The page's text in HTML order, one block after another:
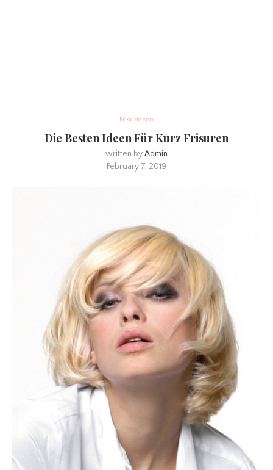
Frisurideen
Die Besten Ideen Für Kurz Frisuren
written byAdmin
February 7, 2019